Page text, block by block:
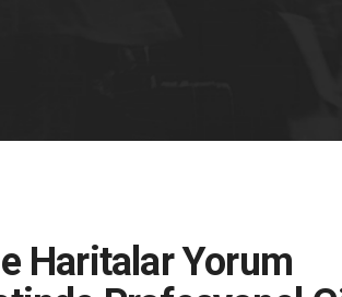
Haritalar Yorum